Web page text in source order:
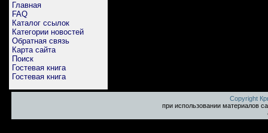
Главная
FAQ
Каталог ссылок
Категории новостей
Обратная связь
Карта сайта
Поиск
Гостевая книга
Гостевая книга
Copyright
при использовании материалов